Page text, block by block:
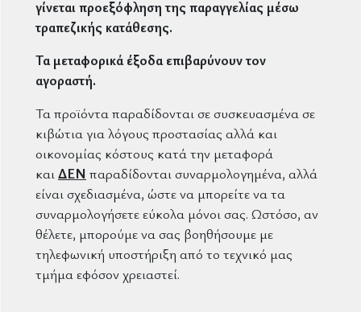
γίνεται προεξόφληση της παραγγελίας μέσω
τραπεζικής κατάθεσης.
Τα μεταφορικά έξοδα επιβαρύνουν τον
αγοραστή.
Τα προϊόντα παραδίδονται σε συσκευασμένα σε
κιβώτια για λόγους προστασίας αλλά και
οικονομίας κόστους κατά την μεταφορά
καιΔΕΝ παραδίδονται συναρμολογημένα, αλλά
είναι σχεδιασμένα, ώστε να μπορείτε να τα
συναρμολογήσετε εύκολα μόνοι σας. Ωστόσο, αν
θέλετε, μπορούμε να σας βοηθήσουμε με
τηλεφωνική υποστήριξη από το τεχνικό μας
τμήμα εφόσον χρειαστεί.